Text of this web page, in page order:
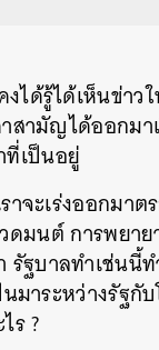
งได้รู้ได้เห็นข่า
สามัญได้ออกมา
ที่เป็นอยู่
จะเร่งออกมาต
ดมนต์การพยา
รัฐบาลทำเช่นนี้
มาระหว่างรัฐ
ร?